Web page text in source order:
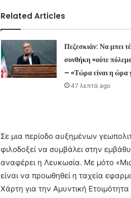
Related Articles
Πεζεσκιάν: Να μπει
συνθήκη «ούτε
– «Τώρα είναι η ώρα
47 λεπτά ago
Σε μια περίοδο αυξημένων
φιλοδοξεί να συμβάλει στην
αναφέρει η Λευκωσία. Με μότο
είναι να προωθηθεί η ταχεία
Χάρτη για την Αμυντική